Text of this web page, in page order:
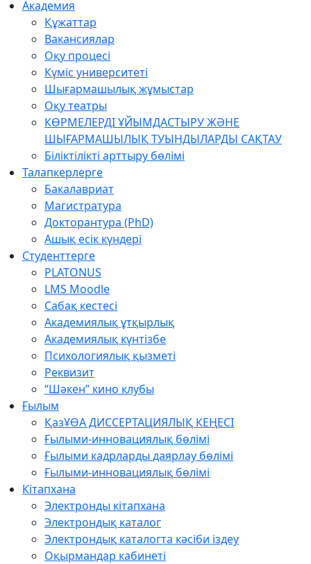
Академия
Құжаттар
Вакансиялар
Оқу процесі
Күміс университеті
Шығармашылық жұмыстар
Оқу театры
КӨРМЕЛЕРДІ ҰЙЫМДАСТЫРУ ЖӘНЕ
ШЫҒАРМАШЫЛЫҚ ТУЫНДЫЛАРДЫ САҚТАУ
Біліктілікті арттыру бөлімі
Талапкерлерге
Бакалавриат
Магистратура
Докторантура (PhD)
Ашық есік күндері
Студенттерге
PLATONUS
LMS Moodle
Сабақ кестесі
Академиялық ұтқырлық
Академиялық күнтізбе
Психологиялық қызметі
Реквизит
“Шәкен” кино клубы
Ғылым
ҚазҰӨА ДИССЕРТАЦИЯЛЫҚ КЕҢЕСІ
Ғылыми-инновациялық бөлімі
Ғылыми кадрларды даярлау бөлімі
Ғылыми-инновациялық бөлімі
Кітапхана
Электронды кітапхана
Электрондық каталог
Электрондық каталогта кәсіби іздеу
Оқырмандар кабинеті